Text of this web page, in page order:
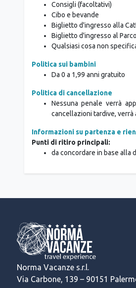
Consigli (facoltativi)
Cibo e bevande
Biglietto d'ingresso alla
Biglietto d'ingresso al
Qualsiasi cosa non
Politica sui bambini
Da 0 a 1,99 anni gratuito
Politica di cancellazione
Nessuna penale verrà
cancellazioni tardive,
Informazioni su partenza e
Punti di ritiro principali:
da concordare in base alla
Norma Vacanze s.r.l.
Via Carbone, 139 – 90151